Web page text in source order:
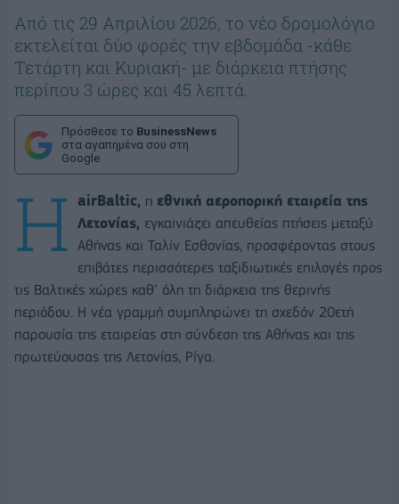
Από τις 29 Απριλίου 2026, το νέο δρομολόγιο
εκτελείται δύο φορές την εβδομάδα -κάθε
Τετάρτη και Κυριακή- με διάρκεια πτήσης
περίπου 3 ώρες και 45 λεπτά.
Πρόσθεσε το BusinessNews
στα αγαπημένα σου στη
Google
Η airBaltic, η εθνική αεροπορική εταιρεία της
Λετονίας, εγκαινιάζει απευθείας πτήσεις μεταξύ
Αθήνας και Ταλίν Εσθονίας, προσφέροντας στους
επιβάτες περισσότερες ταξιδιωτικές επιλογές προς
τις Βαλτικές χώρες καθ’ όλη τη διάρκεια της θερινής
περιόδου. Η νέα γραμμή συμπληρώνει τη σχεδόν 20ετή
παρουσία της εταιρείας στη σύνδεση της Αθήνας και της
πρωτεύουσας της Λετονίας, Ρίγα.